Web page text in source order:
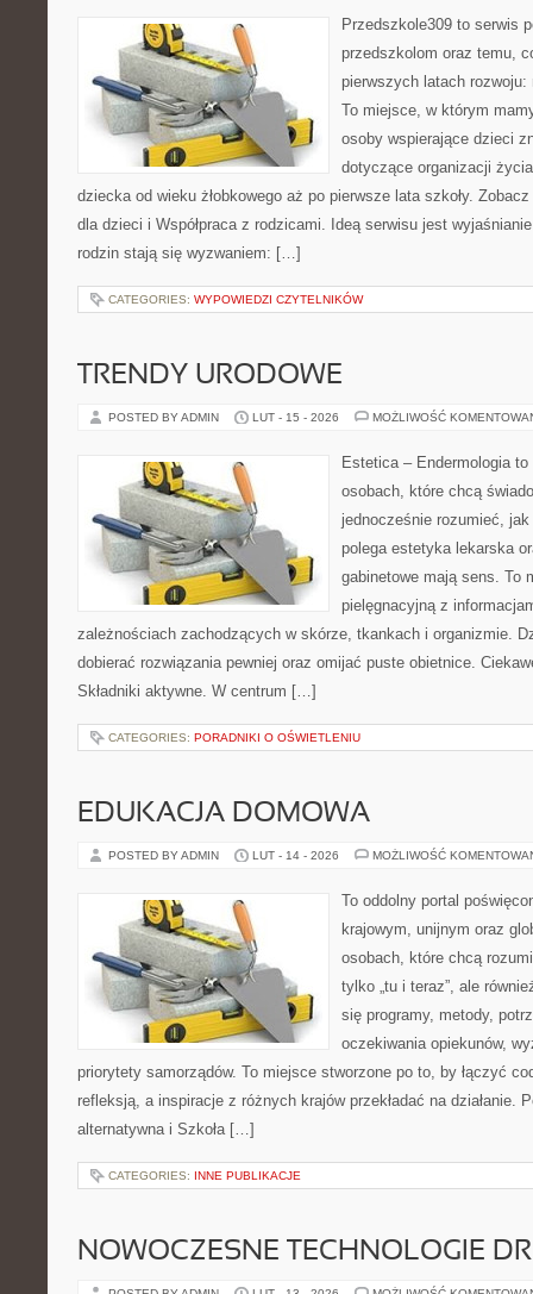
Przedszkole309 to serwis
przedszkolom oraz temu,
pierwszych latach
To miejsce, w którym
osoby wspierające dzieci
dotyczące organizacji
dziecka od wieku żłobkowego aż po pierwsze lata szkoły.
dla dzieci i Współpraca z rodzicami. Ideą serwisu jest
rodzin stają się wyzwaniem: […]
CATEGORIES: WYPOWIEDZI CZYTELNIKÓW
TRENDY URODOWE
POSTED BY ADMIN LUT - 15 - 2026 MOŻLIWOŚĆ
Estetica – Endermologia
osobach, które chcą
jednocześnie rozumieć,
polega estetyka lekarska
gabinetowe mają sens. To
pielęgnacyjną z
zależnościach zachodzących w skórze, tkankach i organizmie.
dobierać rozwiązania pewniej oraz omijać puste obietnice.
Składniki aktywne. W centrum […]
CATEGORIES: PORADNIKI O OŚWIETLENIU
EDUKACJA DOMOWA
POSTED BY ADMIN LUT - 14 - 2026 MOŻLIWOŚĆ
To oddolny portal
krajowym, unijnym oraz
osobach, które chcą
tylko „tu i teraz”, ale
się programy, metody,
oczekiwania opiekunów,
priorytety samorządów. To miejsce stworzone po to, by łączyć
refleksją, a inspiracje z różnych krajów przekładać na działanie.
alternatywna i Szkoła […]
CATEGORIES: INNE PUBLIKACJE
NOWOCZESNE TECHNOLOGIE